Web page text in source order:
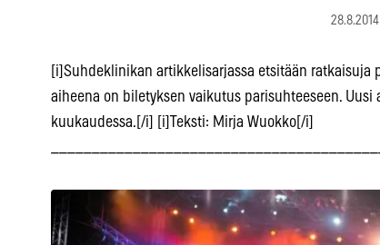
[i]Suhdeklinikan artikkelisarjassa etsitään
aiheena on biletyksen vaikutus parisuhteeseen.
kuukaudessa.[/i] [i]Teksti: Mirja Wuokko[/i]